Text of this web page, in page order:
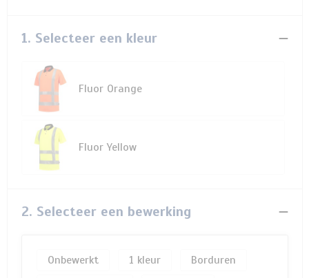
1. Selecteer een kleur
Fluor Orange
Fluor Yellow
2. Selecteer een bewerking
Onbewerkt 1
Borduren